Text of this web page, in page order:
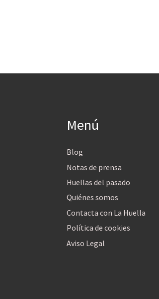
Menú
Blog
Notas de prensa
Huellas del pasado
Quiénes somos
Contacta con La Huella
Política de cookies
Aviso Legal